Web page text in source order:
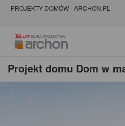
PROJEKTY DOMÓW - ARCHON.PL
Projekt domu Dom w